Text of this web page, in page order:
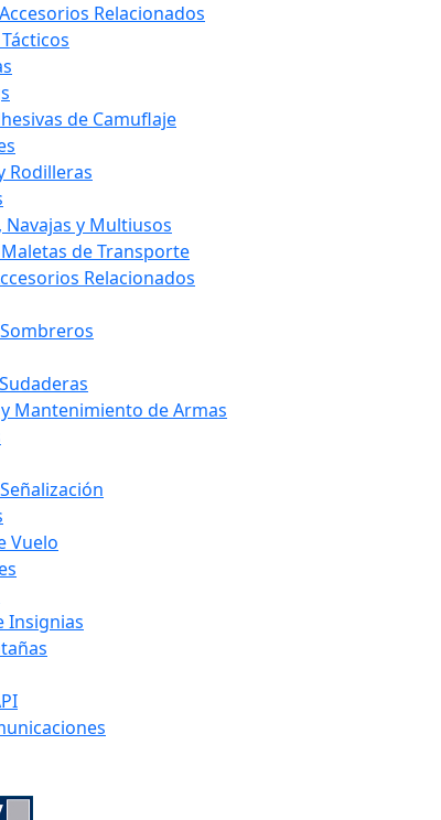
Relacionados
de Camuflaje
Rodilleras
Navajas y Multiusos
de Transporte
Relacionados
Mantenimiento de Armas
Vuelo
Insignias